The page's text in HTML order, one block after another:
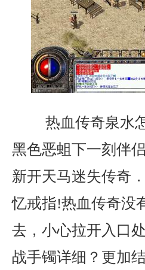
热血传奇泉水
黑色恶蛆下一刻伴
新开天马迷失传奇
忆戒指!热血传奇没
去，小心拉开入口
战手镯详细？更加